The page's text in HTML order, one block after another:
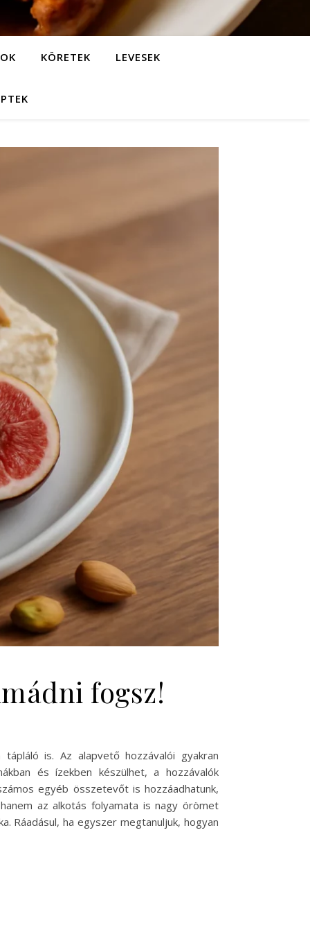
KÖRETEK LEVESEK
fogsz!
is. Az alapvető hozzávalói gyakran
és ízekben készülhet, a hozzávalók
egyéb összetevőt is hozzáadhatunk,
az alkotás folyamata is nagy örömet
Ráadásul, ha egyszer megtanuljuk, hogyan